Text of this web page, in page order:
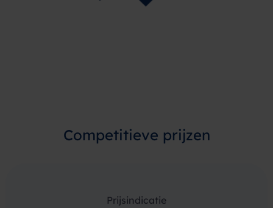
Competitieve prijzen
Prijsindicatie